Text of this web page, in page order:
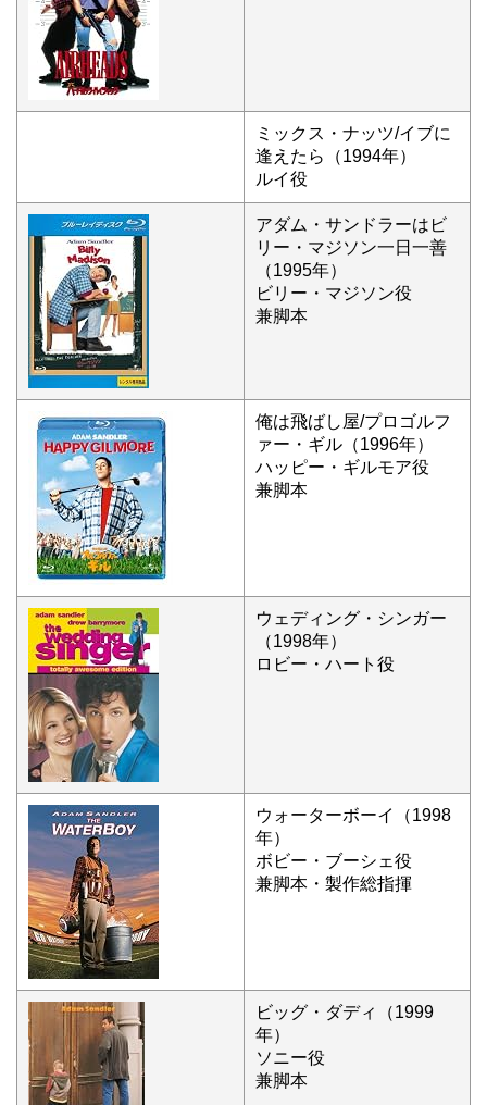
ミックス・ナッツ/イブに
逢えたら（1994年）
ルイ役
アダム・サンドラーはビ
リー・マジソン一日一善
（1995年）
ビリー・マジソン役
兼脚本
俺は飛ばし屋/プロゴルフ
ァー・ギル（1996年）
ハッピー・ギルモア役
兼脚本
ウェディング・シンガー
（1998年）
ロビー・ハート役
ウォーターボーイ（1998
年）
ボビー・ブーシェ役
兼脚本・製作総指揮
ビッグ・ダディ（1999
年）
ソニー役
兼脚本